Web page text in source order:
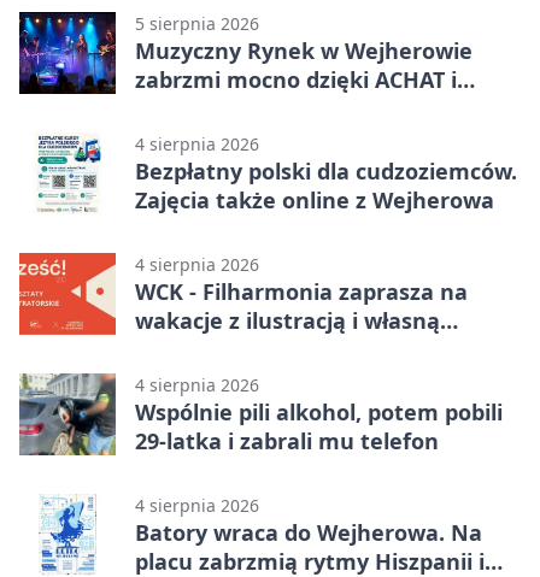
5 sierpnia 2026
Muzyczny Rynek w Wejherowie
zabrzmi mocno dzięki ACHAT i
4 sierpnia 2026
Bezpłatny polski dla cudzoziemców.
Zajęcia także online z Wejherowa
4 sierpnia 2026
WCK - Filharmonia zaprasza na
wakacje z ilustracją i własną
4 sierpnia 2026
Wspólnie pili alkohol, potem pobili
29-latka i zabrali mu telefon
4 sierpnia 2026
Batory wraca do Wejherowa. Na
placu zabrzmią rytmy Hiszpanii i